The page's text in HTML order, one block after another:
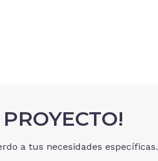
a tus necesidades específicas.